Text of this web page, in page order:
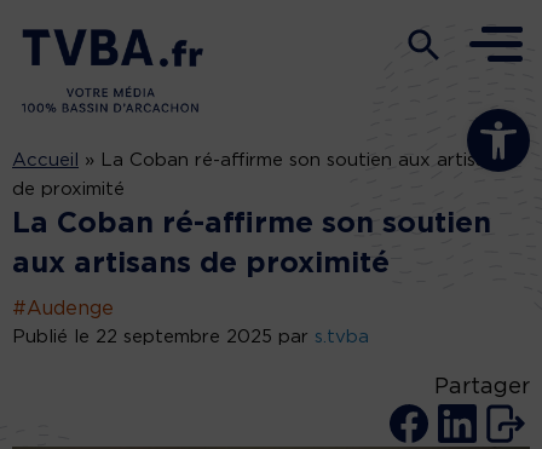
Ouvrir la
Accueil »
La Coban ré-affirme son soutien aux artisans
de proximité
La Coban ré-affirme son soutien
aux artisans de proximité
#Audenge
Publié le 22 septembre 2025 par s.tvba
Partager